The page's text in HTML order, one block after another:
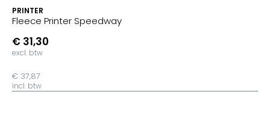
PRINTER
Fleece Printer Speedway
€ 31,30
excl. btw
€ 37,87
incl. btw